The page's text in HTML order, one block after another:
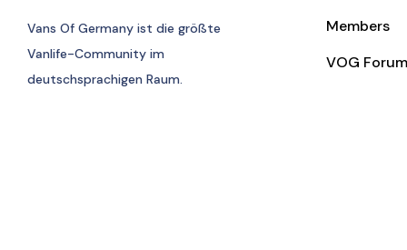
Vans Of Germany ist die größte
Vanlife-Community im
deutschsprachigen Raum.
Members
VOG Forum